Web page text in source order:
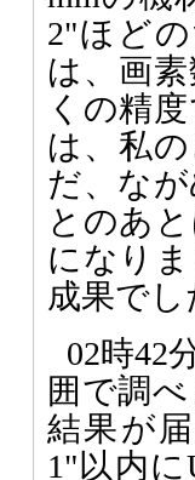
2"ほど
は、画
くの精
は、私
だ、な
とのあ
になり
成果でし
02時42
囲で調
結果が
1"以内